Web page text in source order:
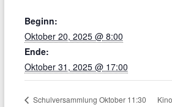
Beginn:
Oktober 20, 2025 @ 8:00
Ende:
Oktober 31, 2025 @ 17:00
Schulversammlung Oktober 11:30